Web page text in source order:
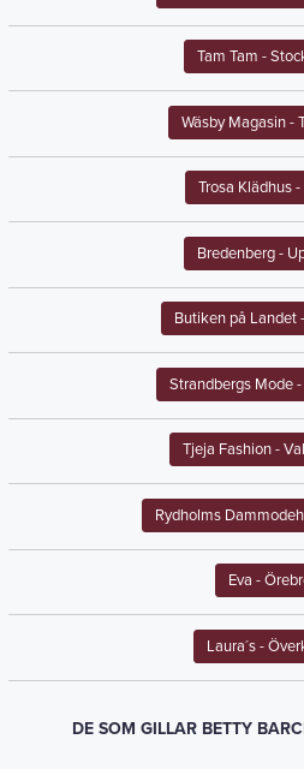
Tam Tam -
Wäsby Magasin-
Trosa Klädhus-
Bredenberg-
Butiken på Landet
Strandbergs Mode
Tjeja Fashion-
Rydholms
Eva -
Laura´s-
DE SOM GILLAR BETTY